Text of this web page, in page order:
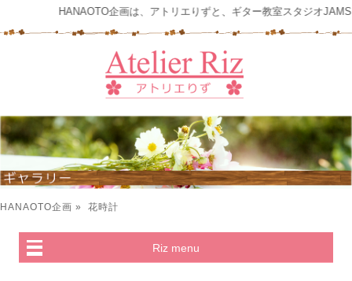
HANAOTO企画は、アトリエりずと、ギター教室スタジオJAMS
HANAOTO企画 » 花時計
Riz menu